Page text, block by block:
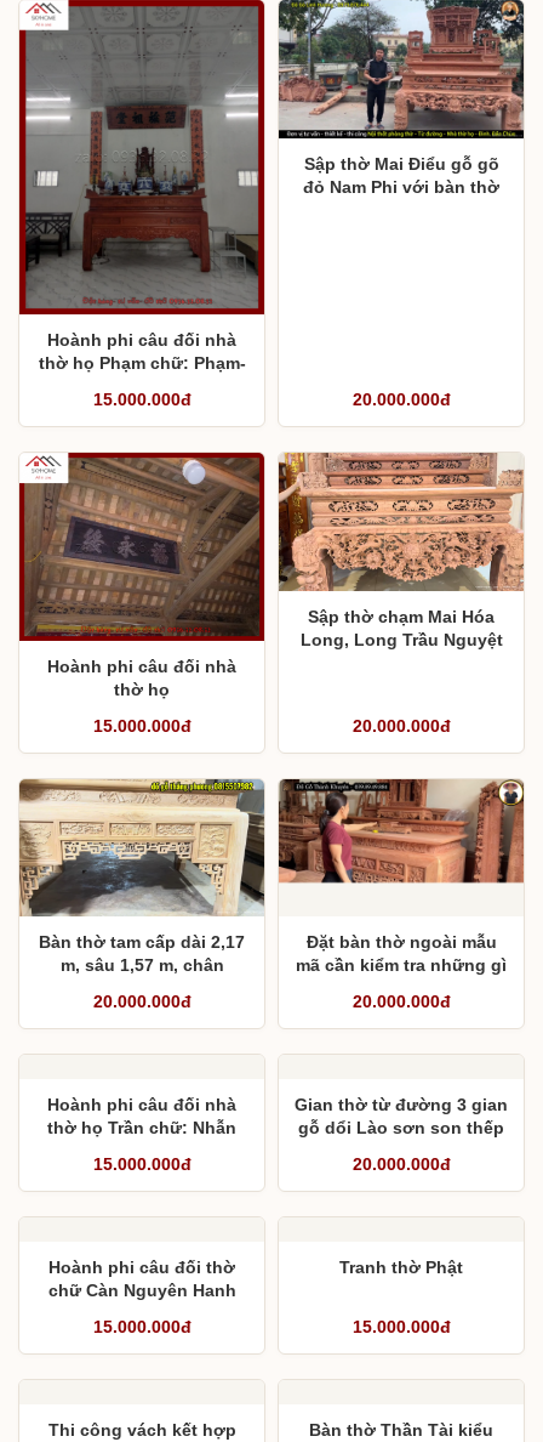
Hoành phi câu đối nhà
thờ họ Phạm chữ: Phạm-
15.000.000đ
Sập thờ Mai Điểu gỗ gõ
đỏ Nam Phi với bàn thờ
20.000.000đ
Hoành phi câu đối nhà
thờ họ
15.000.000đ
Sập thờ chạm Mai Hóa
Long, Long Trầu Nguyệt
20.000.000đ
Bàn thờ tam cấp dài 2,17
m, sâu 1,57 m, chân
20.000.000đ
Đặt bàn thờ ngoài mẫu
mã cần kiểm tra những gì
20.000.000đ
Hoành phi câu đối nhà
thờ họ Trần chữ: Nhẫn
15.000.000đ
Gian thờ từ đường 3 gian
gỗ dổi Lào sơn son thếp
20.000.000đ
Hoành phi câu đối thờ
chữ Càn Nguyên Hanh
Khang Ninh
15.000.000đ
Tranh thờ Phật
15.000.000đ
Thi công vách kết hợp
Bàn thờ Thần Tài kiểu